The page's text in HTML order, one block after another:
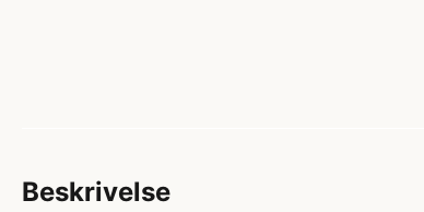
Beskrivelse